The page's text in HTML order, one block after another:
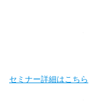
セミナー詳細はこちら